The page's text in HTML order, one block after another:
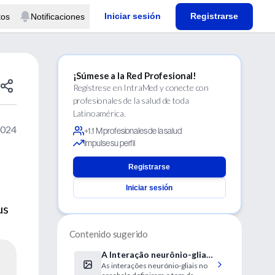
Notificaciones Iniciar sesión Registrarse
¡Súmese a la Red Profesional!
Regístrese en IntraMed y conecte con
profesionales de la salud de toda
Latinoamérica.
+1.1 M profesionales de la salud
Impulse su perfil
Registrarse
Iniciar sesión
Contenido sugerido
A Interação neurônio-glia
no cerebelo pode estar
As interações neurónio-gliais no